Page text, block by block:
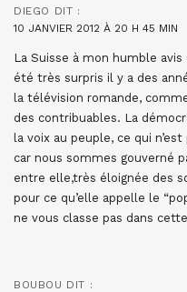
DIEGO DIT :
10 JANVIER 2012 À 20 H 45 MIN
La Suisse à mon humble
été très surpris il y a des
la télévision romande,
des contribuables. La
la voix au peuple, ce qui
car nous sommes gouverné
entre elle,très éloignée des
pour ce qu’elle appelle le
ne vous classe pas dans
BOUBOU DIT :